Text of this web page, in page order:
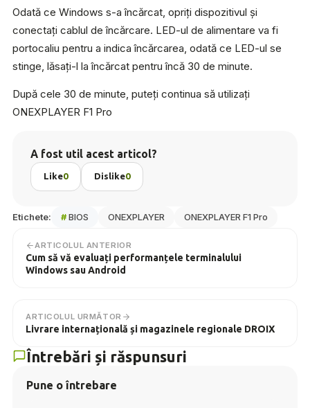
Odată ce Windows s-a încărcat, opriți dispozitivul și
conectați cablul de încărcare. LED-ul de alimentare va fi
portocaliu pentru a indica încărcarea, odată ce LED-ul se
stinge, lăsați-l la încărcat pentru încă 30 de minute.
După cele 30 de minute, puteți continua să utilizați
ONEXPLAYER F1 Pro
A fost util acest articol?
Like0 Dislike0
Etichete: #BIOS ONEXPLAYER ONEXPLAYER F1 Pro
ARTICOLUL ANTERIOR
Cum să vă evaluați performanțele terminalului
Windows sau Android
ARTICOLUL URMĂTOR
Livrare internațională și magazinele regionale DROIX
Întrebări și răspunsuri
Pune o întrebare